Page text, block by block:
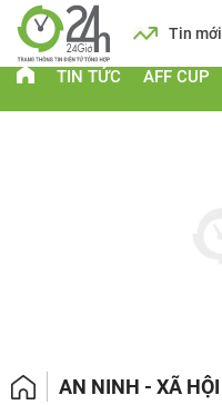
Lịch Tin mới
TIN TỨC AFF CUP
AN NINH - XÃ HỘI